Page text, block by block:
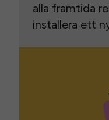
alla framtida
installera ett